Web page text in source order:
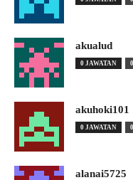
akualud
0 JAWATAN
akuhoki101
0 JAWATAN
alanai5725